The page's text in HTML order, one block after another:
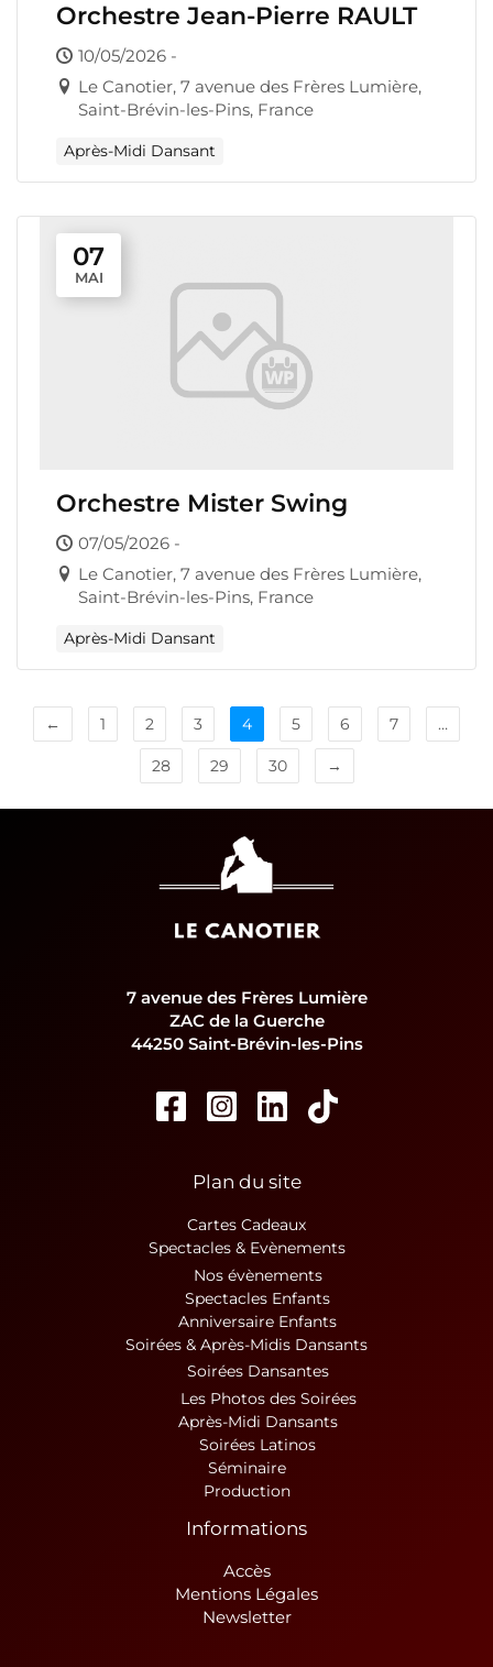
Orchestre Jean-Pierre RAULT
10/05/2026 -
Le Canotier, 7 avenue des Frères Lumière,
Saint-Brévin-les-Pins, France
Après-Midi Dansant
07
MAI
Orchestre Mister Swing
07/05/2026 -
Le Canotier, 7 avenue des Frères Lumière,
Saint-Brévin-les-Pins, France
Après-Midi Dansant
← 1 2 3 4 5 6 7 …
28 29 30 →
7 avenue des Frères Lumière
ZAC de la Guerche
44250 Saint-Brévin-les-Pins
Plan du site
Cartes Cadeaux
Spectacles & Evènements
Nos évènements
Spectacles Enfants
Anniversaire Enfants
Soirées & Après-Midis Dansants
Soirées Dansantes
Les Photos des Soirées
Après-Midi Dansants
Soirées Latinos
Séminaire
Production
Informations
Accès
Mentions Légales
Newsletter